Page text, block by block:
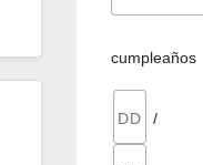
cumpleaños
/